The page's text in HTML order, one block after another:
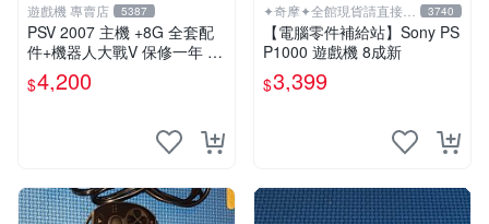
遊戲機 專賣店 5387
PSV 2007 主機 +8G 全套配
件+機器人大戰V 保修一年 品
質有保障
$4,200
✦奇摩✦全館現貨請直接下
標
3740
【電腦零件補給站】Sony PS
P1000 遊戲機 8成新
$3,399